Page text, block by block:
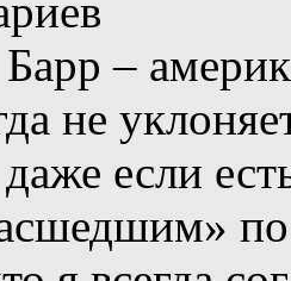
–
не
если